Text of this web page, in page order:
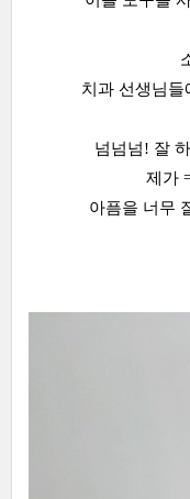
치과 선생님들
넘넘넘! 잘
제가
아픔을 너무